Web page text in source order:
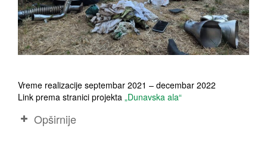
Vreme realizacije septembar 2021 – decembar 2022
Link prema stranici projekta „Dunavska ala“
Opširnije